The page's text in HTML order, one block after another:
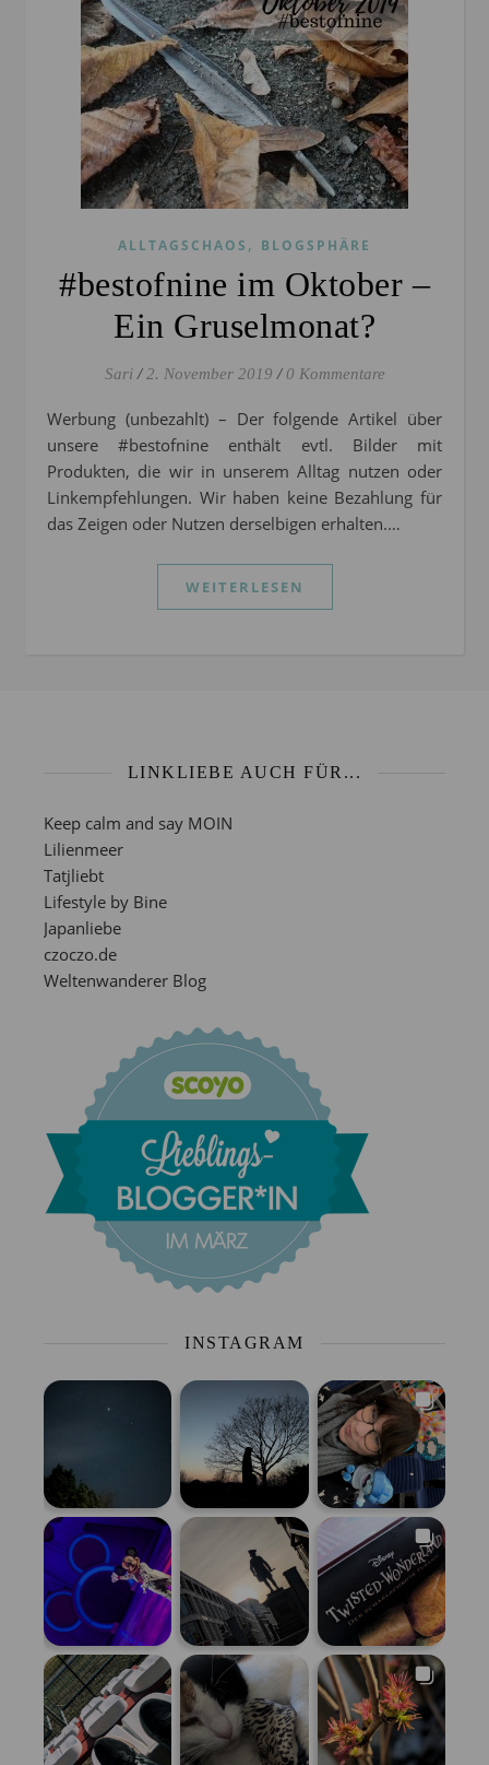
ALLTAGSCHAOS , BLOGSPHÄRE
#bestofnine im Oktober –
Ein Gruselmonat?
Sari / 2. November 2019 / 0 Kommentare
Werbung (unbezahlt) – Der folgende Artikel über
unsere #bestofnine enthält evtl. Bilder mit
Produkten, die wir in unserem Alltag nutzen oder
Linkempfehlungen. Wir haben keine Bezahlung für
das Zeigen oder Nutzen derselbigen erhalten.…
WEITERLESEN
LINKLIEBE AUCH FÜR...
Keep calm and say MOIN
Lilienmeer
Tatjliebt
Lifestyle by Bine
Japanliebe
czoczo.de
Weltenwanderer Blog
INSTAGRAM